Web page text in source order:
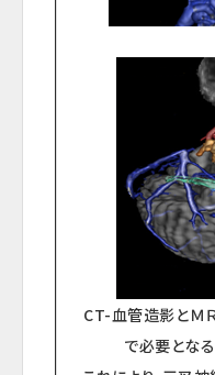
CT-血管造影とＭ
で必要とな